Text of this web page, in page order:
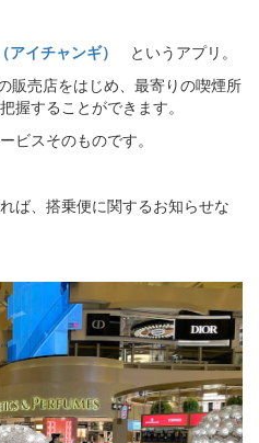
イチャンギ）
というアプリ。
販売店をはじめ、最寄りの喫煙所
握することができます。
ビスそのものです。
ば、搭乗便に関するお知らせな